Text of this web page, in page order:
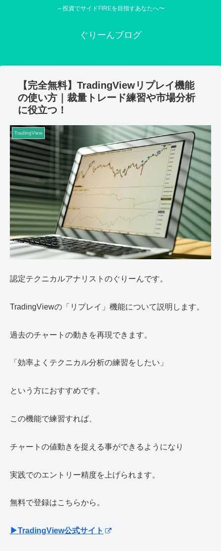
～投資でサイドFIREを目指すあなたへ〜
ぐりーんブログ
【完全無料】TradingViewリプレイ機能
の使い方｜裁量トレード練習や市場分析
に役立つ！
TradingView
認定テクニカルアナリストのぐりーんです。
TradingViewの「リプレイ」機能について説明します。
過去のチャートの動きを再現できます。
「効率よくテクニカル分析の練習をしたい」
という方におすすめです。
この機能で練習すれば、
チャートの値動きを捉える事ができるようになり
実践でのエントリー精度を上げられます。
無料で登録はこちらから。
▶TradingView公式サイト